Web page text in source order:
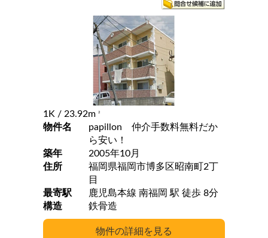
1K / 23.92m 2
物件名
papillon 仲介手数料無料だか
ら安い！
築年
2005年10月
住所
福岡県福岡市博多区昭南町2丁
目
最寄駅
鹿児島本線 南福岡 駅 徒歩 8分
構造
鉄骨造